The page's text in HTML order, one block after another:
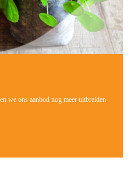
we ons aanbod nog meer uitbreiden